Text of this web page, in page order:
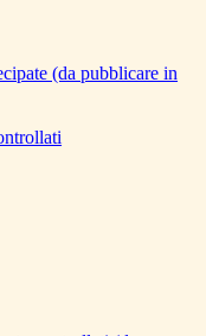
(da pubblicare in